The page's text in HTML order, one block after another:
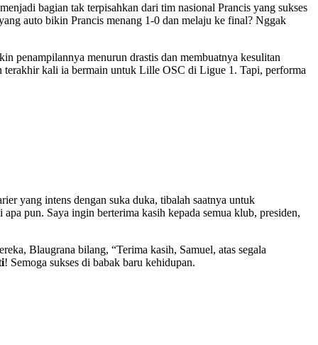
bagian tak terpisahkan dari tim nasional Prancis yang sukses
auto bikin Prancis menang 1-0 dan melaju ke final? Nggak
penampilannya menurun drastis dan membuatnya kesulitan
terakhir kali ia bermain untuk Lille OSC di Ligue 1. Tapi, performa
yang intens dengan suka duka, tibalah saatnya untuk
pun. Saya ingin berterima kasih kepada semua klub, presiden,
Blaugrana bilang, “Terima kasih, Samuel, atas segala
! Semoga sukses di babak baru kehidupan.